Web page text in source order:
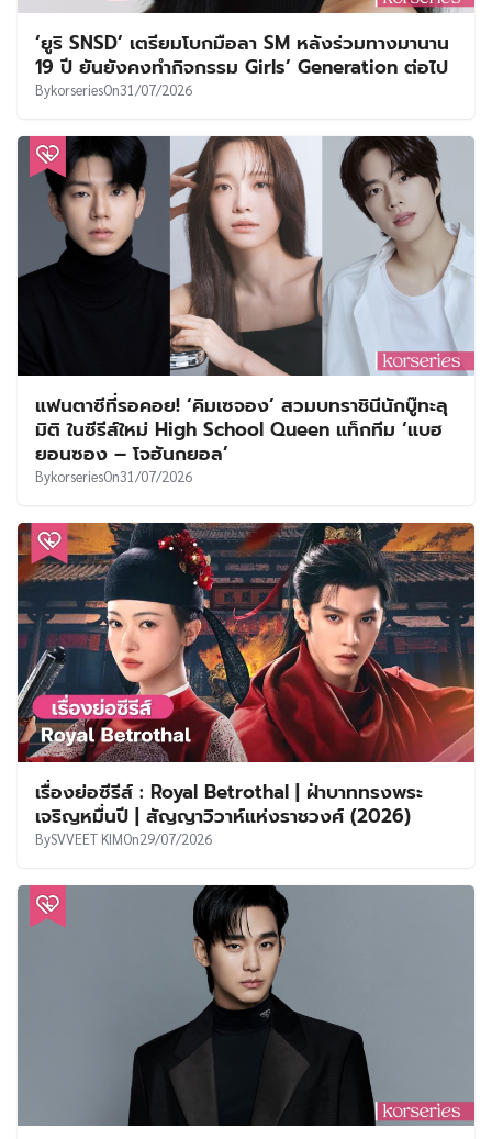
‘ยูริ SNSD’ เตรียมโบกมือลา SM หลังร่วมทางมานาน
19 ปี ยันยังคงทำกิจกรรม Girls’ Generation ต่อไป
BykorseriesOn31/07/2026
แฟนตาซีที่รอคอย! ‘คิมเซจอง’ สวมบทราชินีนักบู๊ทะลุ
มิติ ในซีรีส์ใหม่ High School Queen แท็กทีม ‘แบฮ
ยอนซอง – โจฮันกยอล’
BykorseriesOn31/07/2026
เรื่องย่อซีรีส์ : Royal Betrothal | ฝ่าบาททรงพระ
เจริญหมื่นปี | สัญญาวิวาห์แห่งราชวงศ์ (2026)
BySVVEET KIMOn29/07/2026